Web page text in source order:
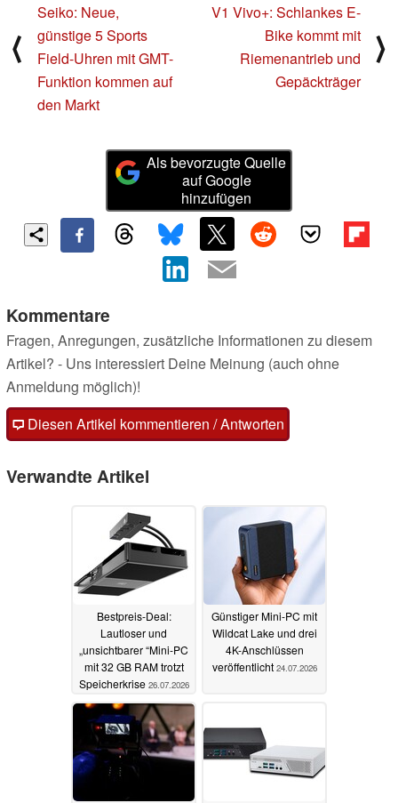
⟨
Seiko: Neue,
günstige 5 Sports
Field-Uhren mit GMT-
Funktion kommen auf
den Markt
V1 Vivo+: Schlankes E-
Bike kommt mit
Riemenantrieb und
Gepäckträger
⟩
Als bevorzugte Quelle
auf Google
hinzufügen
Kommentare
Fragen, Anregungen, zusätzliche Informationen zu diesem
Artikel? - Uns interessiert Deine Meinung (auch ohne
Anmeldung möglich)!
Diesen Artikel kommentieren / Antworten
Verwandte Artikel
Bestpreis-Deal:
Lautloser und
„unsichtbarer “Mini-PC
mit 32 GB RAM trotzt
Speicherkrise 26.07.2026
Günstiger Mini-PC mit
Wildcat Lake und drei
4K-Anschlüssen
veröffentlicht 24.07.2026